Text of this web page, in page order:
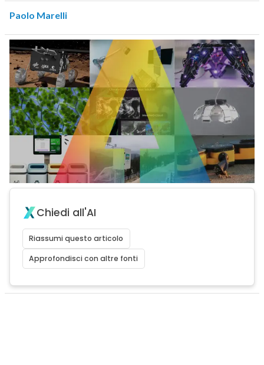
Paolo Marelli
Chiedi all'AI
Riassumi questo articolo
Approfondisci con altre fonti